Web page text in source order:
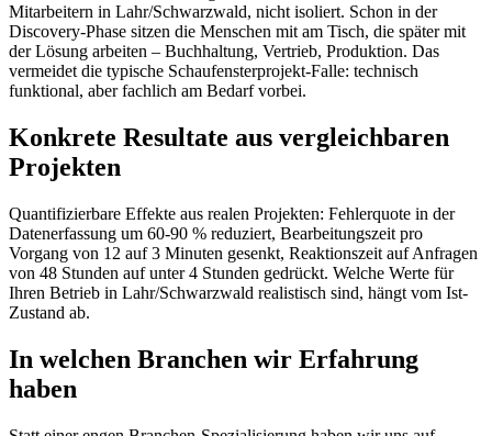
Mitarbeitern in Lahr/Schwarzwald, nicht isoliert. Schon in der
Discovery-Phase sitzen die Menschen mit am Tisch, die später mit
der Lösung arbeiten – Buchhaltung, Vertrieb, Produktion. Das
vermeidet die typische Schaufensterprojekt-Falle: technisch
funktional, aber fachlich am Bedarf vorbei.
Konkrete Resultate aus vergleichbaren
Projekten
Quantifizierbare Effekte aus realen Projekten: Fehlerquote in der
Datenerfassung um 60-90 % reduziert, Bearbeitungszeit pro
Vorgang von 12 auf 3 Minuten gesenkt, Reaktionszeit auf Anfragen
von 48 Stunden auf unter 4 Stunden gedrückt. Welche Werte für
Ihren Betrieb in Lahr/Schwarzwald realistisch sind, hängt vom Ist-
Zustand ab.
In welchen Branchen wir Erfahrung
haben